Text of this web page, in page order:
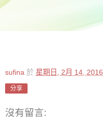
sufina 於 星期日, 2月 14, 2016
分享
沒有留言: